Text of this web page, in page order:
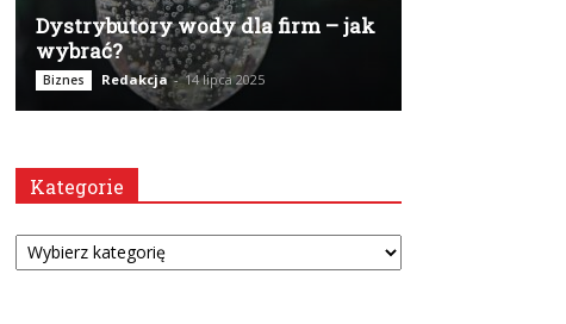
Dystrybutory wody dla firm – jak
wybrać?
Biznes Redakcja - 14 lipca 2025
Kategorie
Kategorie